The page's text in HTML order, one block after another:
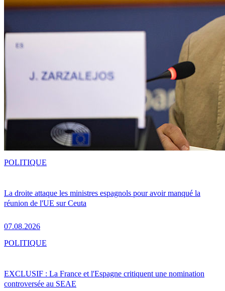
La droite attaque les ministres espagnols pour avoir manqué la
réunion de l'UE sur Ceuta
07.08.2026
POLITIQUE
EXCLUSIF : La France et l'Espagne critiquent une nomination
controversée au SEAE
POLITIQUE